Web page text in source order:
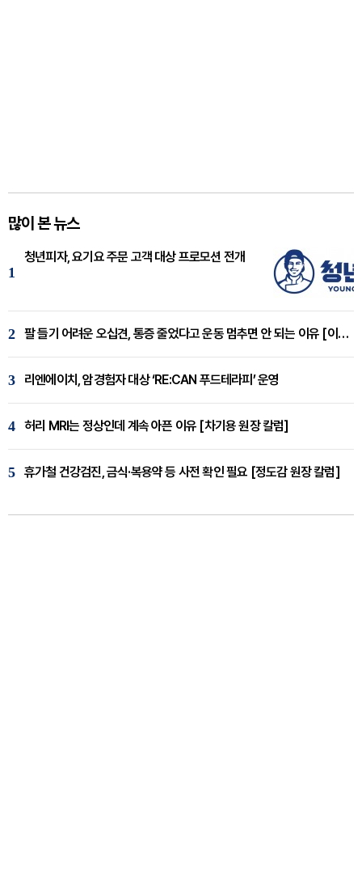
많이 본 뉴스
1
청년피자, 요기요 주문 고객 대상 프로모션 전개
2 팔 들기 어려운 오십견, 통증 줄었다고 운동 멈추면 안 되는 이유 [이병욱 원장 칼럼]
3 리엔에이치, 암경험자 대상 ‘RE:CAN 푸드테라피’ 운영
4 허리 MRI는 정상인데 계속 아픈 이유 [차기용 원장 칼럼]
5 휴가철 건강검진, 금식·복용약 등 사전 확인 필요 [정도감 원장 칼럼]